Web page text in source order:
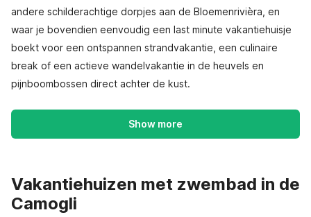
andere schilderachtige dorpjes aan de Bloemenrivièra, en
waar je bovendien eenvoudig een last minute vakantiehuisje
boekt voor een ontspannen strandvakantie, een culinaire
break of een actieve wandelvakantie in de heuvels en
pijnboombossen direct achter de kust.
Show more
Vakantiehuizen met zwembad in de
Camogli